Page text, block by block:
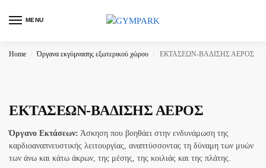
MENU
Home / Όργανα εκγύμνασης εξωτερικού χώρου / ΕΚΤΑΣΕΩΝ-ΒΑΔΙΣΗΣ ΑΕΡΟΣ
ΕΚΤΑΣΕΩΝ-ΒΑΔΙΣΗΣ ΑΕΡΟΣ
Όργανο Εκτάσεων: Άσκηση που βοηθάει στην ενδυνάμωση της
καρδιοαναπνευστικής λειτουργίας, αναπτύσσοντας τη δύναμη των μυών
των άνω και κάτω άκρων, της μέσης, της κοιλιάς και της πλάτης.